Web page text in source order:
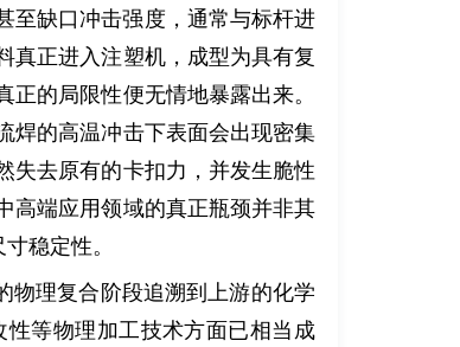
至缺口冲击强度，通常与标杆进
真正进入注塑机，成型为具有复
的局限性便无情地暴露出来。
焊的高温冲击下表面会出现密集
失去原有的卡扣力，并发生脆性
高端应用领域的真正瓶颈并非其
稳定性。
物理复合阶段追溯到上游的化学
等物理加工技术方面已相当成